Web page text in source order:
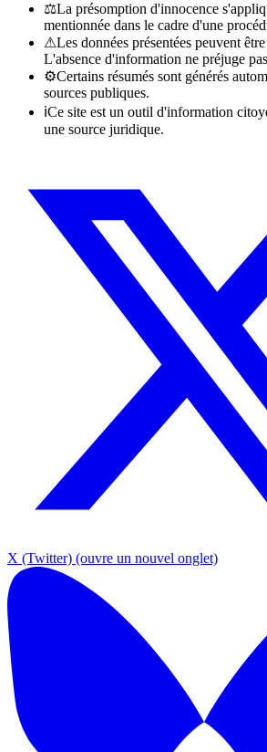
⚖La présomption d'innocence
mentionnée dans le cadre d'une
⚠Les données présentées peuvent
L'absence d'information ne préjuge
⚙Certains résumés sont générés
sources publiques.
ℹCe site est un outil d'information
une source juridique.
X (Twitter) (ouvre un nouvel onglet)